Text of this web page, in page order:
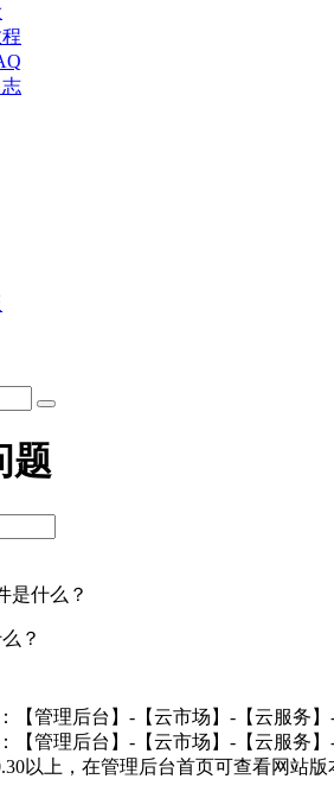
题
是什么？
？
【管理后台】-【云市场】-【云服务
【管理后台】-【云市场】-【云服务
以上，在管理后台首页可查看网站版